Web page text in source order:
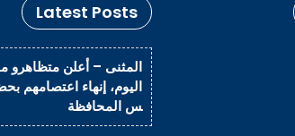
Latest Posts
المثنى – أعلن متظاهرو
اليوم، إنهاء اعتصامهم
س المحافظة